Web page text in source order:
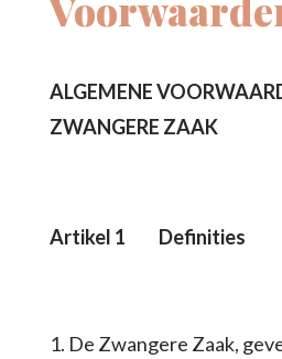
ALGEMENE
ZWANGERE ZAAK
Artikel 1 Definities
De Zwangere Zaak,